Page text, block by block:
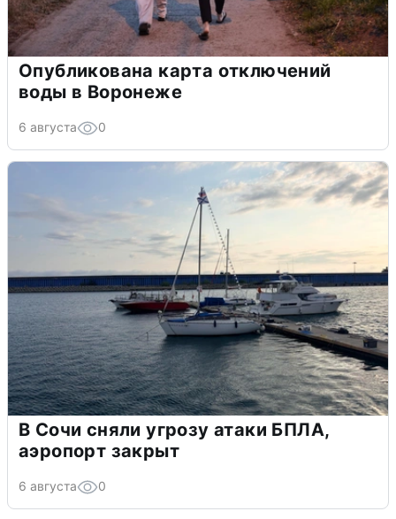
Опубликована карта отключений
воды в Воронеже
6 августа 0
В Сочи сняли угрозу атаки БПЛА,
аэропорт закрыт
6 августа 0